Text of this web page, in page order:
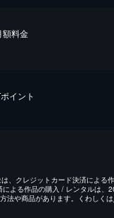
額料金
イント
、クレジットカード決済による
よる作品の購入 / レンタルは、
法や商品があります。くわしくは